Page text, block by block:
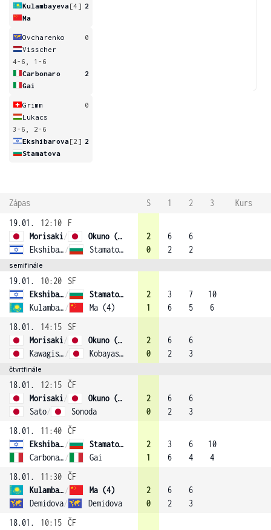
Kulambayeva[4] 2
Ma
Ovcharenko
0
Visscher
4-6, 1-6
Carbonaro
2
Gai
Grimm
0
Lukacs
3-6, 2-6
Ekshibarova[2] 2
Stamatova
Zápas S 1 2 3
Kurs
19.01.
12:10
F
Morisaki/
Okuno (1)
Ekshibarova / Stamatova (2)
2
0
6
2
6
2
semifinále
19.01. 10:20
SF
Ekshibarova /
Stamatova (2)
Kulambayeva / Ma (4)
2
1
3
6
7
5
10
6
18.01.
14:15
SF
Morisaki/
Okuno (1)
Kawagishi / Kobayashi
2
0
6
2
6
3
čtvrtfinále
18.01. 12:15 ČF
Morisaki/
Okuno (1)
Sato/ Sonoda
2
0
6
2
6
3
18.01.
11:40 ČF
Ekshibarova /
Stamatova (2)
Carbonaro / Gai
2
1
3
6
6
4
10
4
18.01.
11:30 ČF
Kulambayeva /
Ma (4)
Demidova/ Demidova
2
0
6
2
6
3
18.01.
10:15 ČF